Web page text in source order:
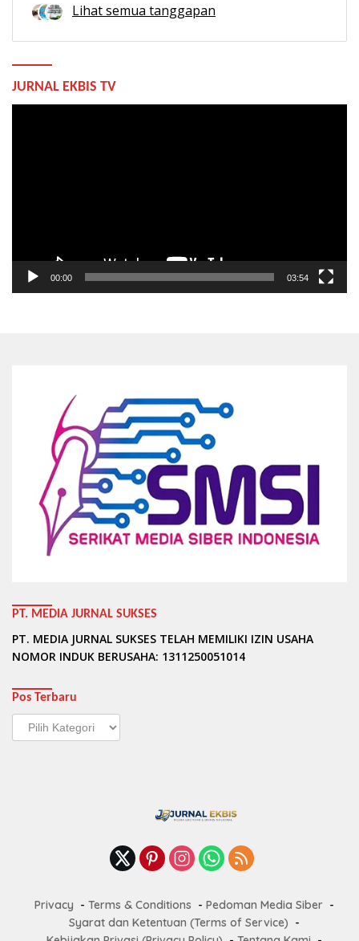
Lihat semua tanggapan
JURNAL EKBIS TV
00:00 03:54
PT. MEDIA JURNAL SUKSES
PT. MEDIA JURNAL SUKSES TELAH MEMILIKI IZIN USAHA
NOMOR INDUK BERUSAHA: 1311250051014
Pos Terbaru
Pos
Terbaru
Privacy Terms & Conditions
Pedoman Media Siber
Syarat dan Ketentuan (Terms of Service)